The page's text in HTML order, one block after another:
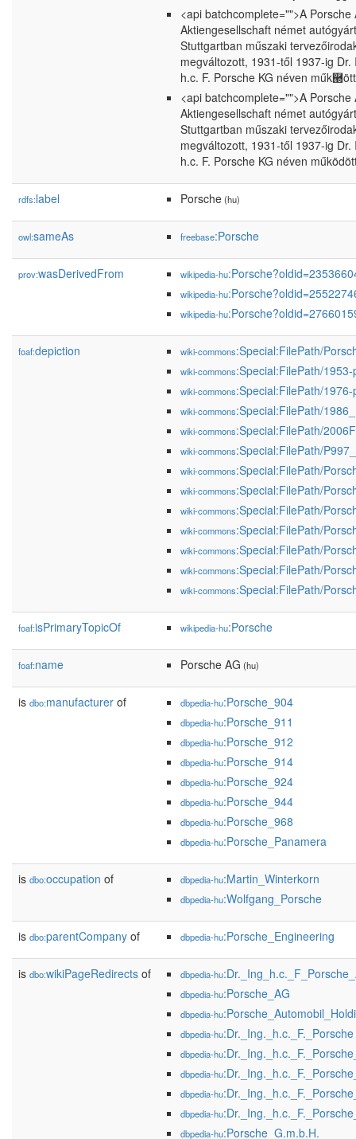
<api batchcomplete="">A
Aktiengesellschaft német
Stuttgartban műszaki
megváltozott, 1931-től 1937-ig
h.c. F. Porsche KG néven
<api batchcomplete="">A
Aktiengesellschaft német
Stuttgartban műszaki
megváltozott, 1931-től 1937-ig
h.c. F. Porsche KG néven
rdfs:label Porsche(hu)
owl:sameAs freebase:Porsche
prov:wasDerivedFrom wikipedia-hu
wikipedia-hu
wikipedia-hu
foaf:depiction wiki-commons:Special:FilePath/
wiki-commons:Special:FilePath/
wiki-commons:Special:FilePath/
wiki-commons:Special:FilePath/
wiki-commons:Special:FilePath/
wiki-commons:Special:FilePath/
wiki-commons:Special:FilePath/
wiki-commons:Special:FilePath/
wiki-commons:Special:FilePath/
wiki-commons:Special:FilePath/
wiki-commons:Special:FilePath/
wiki-commons:Special:FilePath/
wiki-commons:Special:FilePath/
foaf:isPrimaryTopicOf wikipedia-hu:Porsche
foaf:name Porsche AG (hu)
is dbo:manufacturer of dbpedia-hu:Porsche_904
dbpedia-hu:Porsche_911
dbpedia-hu:Porsche_912
dbpedia-hu:Porsche_914
dbpedia-hu:Porsche_924
dbpedia-hu:Porsche_944
dbpedia-hu:Porsche_968
dbpedia-hu:Porsche_Panamera
is dbo:occupation of dbpedia-hu:Martin_Winterkorn
dbpedia-hu:Wolfgang_Porsche
is dbo:parentCompany of dbpedia-hu:Porsche_Engineering
is dbo:wikiPageRedirects of dbpedia-hu
dbpedia-hu:Porsche_AG
dbpedia-hu
dbpedia-hu:Dr._Ing._h.c._F._Porsche
dbpedia-hu
dbpedia-hu
dbpedia-hu
dbpedia-hu
dbpedia-hu:Porsche_G.m.b.H.